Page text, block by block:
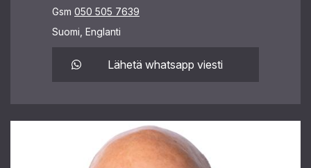
Gsm 050 505 7639
Suomi, Englanti
Lähetä whatsapp viesti